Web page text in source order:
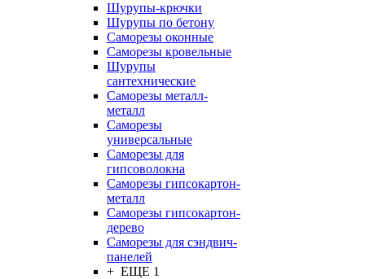
Шурупы-крючки
Шурупы по бетону
Саморезы оконные
Саморезы кровельные
Шурупы
сантехнические
Саморезы металл-
металл
Саморезы
универсальные
Саморезы для
гипсоволокна
Саморезы гипсокартон-
металл
Саморезы гипсокартон-
дерево
Саморезы для сэндвич-
панелей
+ ЕЩЕ 1